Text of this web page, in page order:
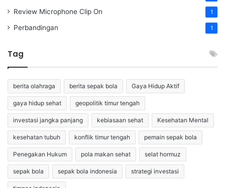
Review Microphone Clip On 1
Perbandingan 1
Tag
berita olahraga berita sepak bola Gaya Hidup Aktif
gaya hidup sehat geopolitik timur tengah
investasi jangka panjang kebiasaan sehat Kesehatan Mental
kesehatan tubuh konflik timur tengah pemain sepak bola
Penegakan Hukum pola makan sehat selat hormuz
sepak bola sepak bola indonesia strategi investasi